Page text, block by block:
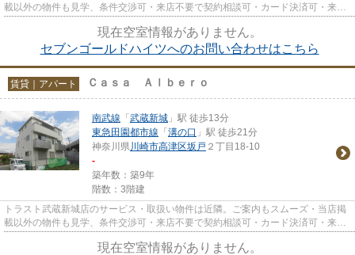
載以外の物件も見学、条件交渉可・来店不要で契約相談可・カード決済可・来店
時無料駐車場有（要電話予約...
現在空室情報がありません。
セブンゴールドハイツへのお問い合わせはこちら
賃貸｜アパート Ｃａｓａ Ａｌｂｅｒｏ
南武線 「武蔵新城 」駅 徒歩13分
東急田園都市線 「溝の口 」駅 徒歩21分
神奈川県川崎市高津区坂戸 ２丁目18-10
-
築年数：築9年
階数：3階建
トラスト武蔵新城店のサービス・取扱い物件は近隣。ご案内もスムーズ・当店掲
載以外の物件も見学、条件交渉可・来店不要で契約相談可・カード決済可・来店
時無料駐車場有（要電話予約...
現在空室情報がありません。